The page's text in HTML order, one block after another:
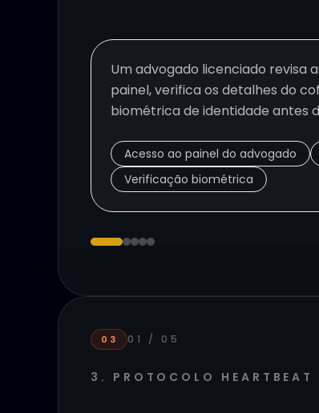
Um advogado licenciado revisa
painel, verifica os detalhes do
biométrica de identidade antes
Acesso ao painel do advogado
Verificação biométrica
03 01 / 05
3. PROTOCOLO HEARTBEAT